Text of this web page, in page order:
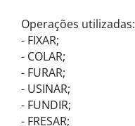
Operações utilizadas:
- FIXAR;
- COLAR;
- FURAR;
- USINAR;
- FUNDIR;
- FRESAR;